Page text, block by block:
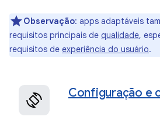
Observação: apps adaptáveis
requisitos principais de qualidade,
requisitos de experiência do usuário.
Configuração e